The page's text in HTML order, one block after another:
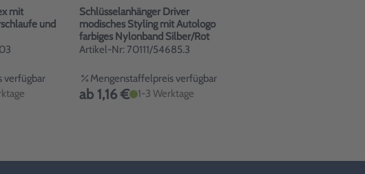
mit
und
verfügbar
Schlüsselanhänger Driver
modisches Styling mit Autologo
farbiges Nylonband Silber/Rot
Artikel-Nr: 70111/54685.3
Mengenstaffelpreis verfügbar
ab 1,16 € 1-3 Werktage